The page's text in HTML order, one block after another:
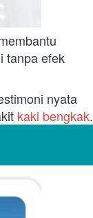
tanpa efek
nyata
kaki bengkak.